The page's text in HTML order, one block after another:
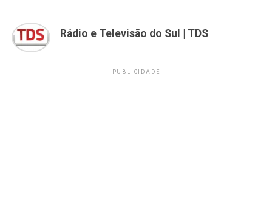
Rádio e Televisão do Sul | TDS
PUBLICIDADE